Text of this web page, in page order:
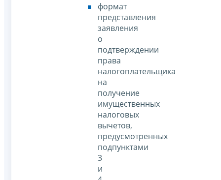
формат
представления
заявления
о
подтверждении
права
налогоплательщика
на
получение
имущественных
налоговых
вычетов,
предусмотренных
подпунктами
3
и